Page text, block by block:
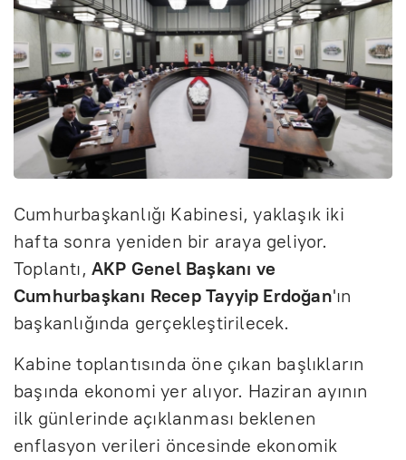
Cumhurbaşkanlığı Kabinesi, yaklaşık iki
hafta sonra yeniden bir araya geliyor.
Toplantı, AKP Genel Başkanı ve
Cumhurbaşkanı Recep Tayyip Erdoğan'ın
başkanlığında gerçekleştirilecek.
Kabine toplantısında öne çıkan başlıkların
başında ekonomi yer alıyor. Haziran ayının
ilk günlerinde açıklanması beklenen
enflasyon verileri öncesinde ekonomik